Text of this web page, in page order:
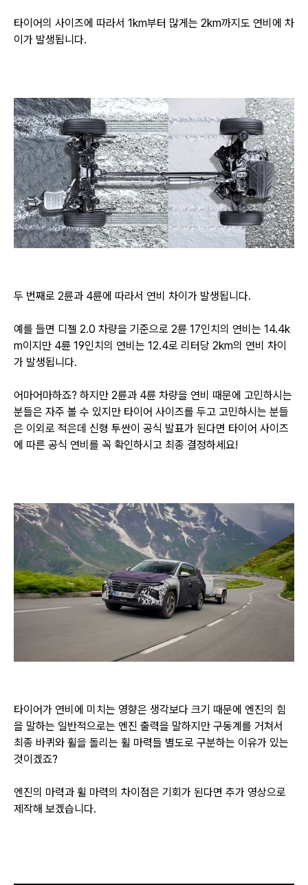
타이어의 사이즈에 따라서 1km부터 많게는 2km까지도 연비에 차
이가 발생됩니다.
두 번째로 2륜과 4륜에 따라서 연비 차이가 발생됩니다.
예를 들면 디젤 2.0 차량을 기준으로 2륜 17인치의 연비는 14.4k
m이지만 4륜 19인치의 연비는 12.4로 리터당 2km의 연비 차이
가 발생됩니다.
어마어마하죠? 하지만 2륜과 4륜 차량을 연비 때문에 고민하시는
분들은 자주 볼 수 있지만 타이어 사이즈를 두고 고민하시는 분들
은 이외로 적은데 신형 투싼이 공식 발표가 된다면 타이어 사이즈
에 따른 공식 연비를 꼭 확인하시고 최종 결정하세요!
타이어가 연비에 미치는 영향은 생각보다 크기 때문에 엔진의 힘
을 말하는 일반적으로는 엔진 출력을 말하지만 구동계를 거쳐서
최종 바퀴와 휠을 돌리는 휠 마력들 별도로 구분하는 이유가 있는
것이겠죠?
엔진의 마력과 휠 마력의 차이점은 기회가 된다면 추가 영상으로
제작해 보겠습니다.